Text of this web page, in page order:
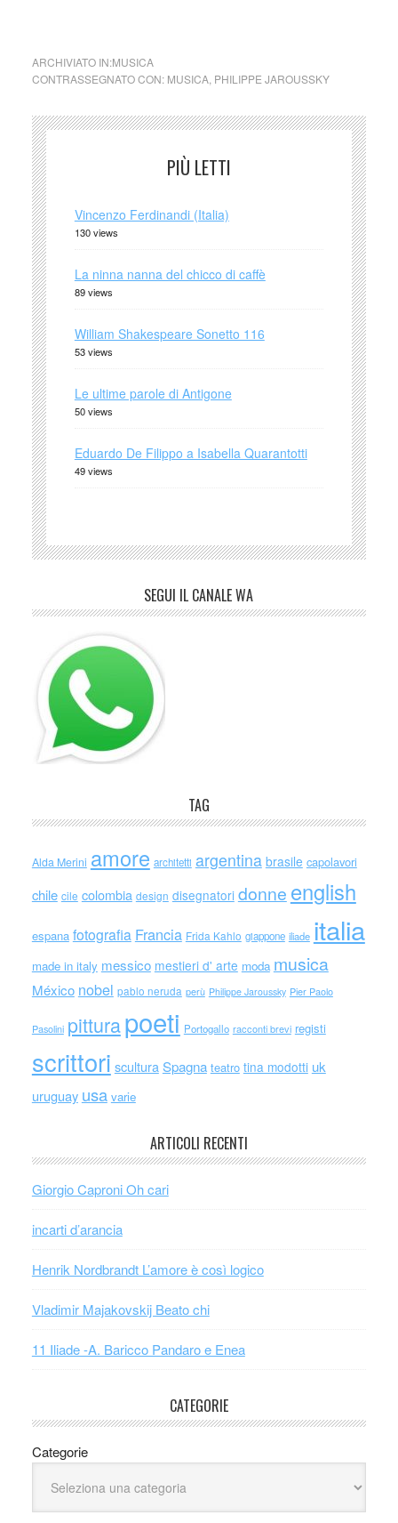
ARCHIVIATO IN:MUSICA
CONTRASSEGNATO CON: MUSICA, PHILIPPE JAROUSSKY
PIÙ LETTI
Vincenzo Ferdinandi (Italia)
130 views
La ninna nanna del chicco di caffè
89 views
William Shakespeare Sonetto 116
53 views
Le ultime parole di Antigone
50 views
Eduardo De Filippo a Isabella Quarantotti
49 views
SEGUI IL CANALE WA
TAG
Alda Merini amore architetti argentina brasile capolavori
chile cile colombia design disegnatori donne english
espana fotografia Francia Frida Kahlo giappone iliade italia
made in italy messico mestieri d' arte moda musica
México nobel pablo neruda perù Philippe Jaroussky Pier Paolo
Pasolini pitturapoeti Portogallo racconti brevi registi
scrittori scultura Spagna teatro tina modotti uk
uruguay usa varie
ARTICOLI RECENTI
Giorgio Caproni Oh cari
incarti d’arancia
Henrik Nordbrandt L’amore è così logico
Vladimir Majakovskij Beato chi
11 Iliade -A. Baricco Pandaro e Enea
CATEGORIE
Categorie